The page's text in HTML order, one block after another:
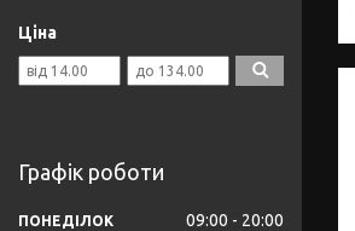
Ціна
Графік роботи
ПОНЕДІЛОК 09:00 20:00